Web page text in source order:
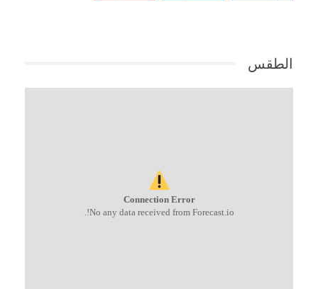
الطقس
Connection Error
No any data received from Forecast.io!.